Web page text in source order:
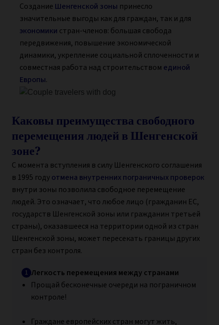
Создание Шенгенской зоны принесло
значительные выгоды как для граждан, так и для
экономики стран-членов: большая свобода
передвижения, повышение экономической
динамики, укрепление социальной сплоченности и
совместная работа над строительством единой
Европы.
Каковы преимущества свободного
перемещения людей в Шенгенской
зоне?
С момента вступления в силу Шенгенского соглашения
в 1995 годуотмена внутренних пограничных проверок
внутри зоны позволила свободное перемещение
людей. Это означает, что любое лицо (гражданин ЕС,
государств Шенгенской зоны или гражданин третьей
страны), оказавшееся на территории одной из стран
Шенгенской зоны, может пересекать границы других
стран без контроля.
Легкость перемещения между странами
Прощай бесконечные очереди на пограничном
контроле!
Граждане европейских стран могут жить,